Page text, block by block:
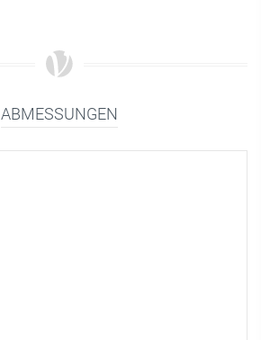
ABMESSUNGEN